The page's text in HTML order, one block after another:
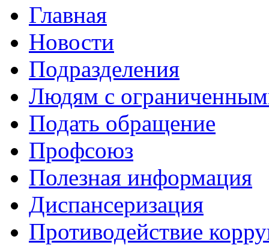
Главная
Новости
Подразделения
Людям с
Подать обращение
Профсоюз
Полезная информация
Диспансеризация
Противодействие